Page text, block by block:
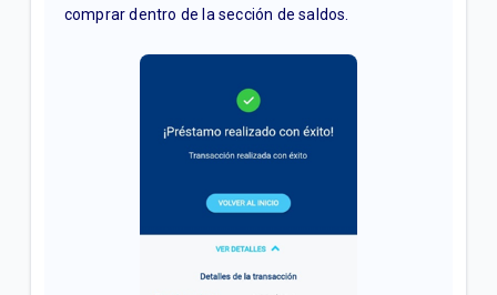
comprar dentro de la sección de saldos.